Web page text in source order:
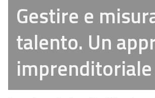
Gestire e
talento. Un
imprenditoriale